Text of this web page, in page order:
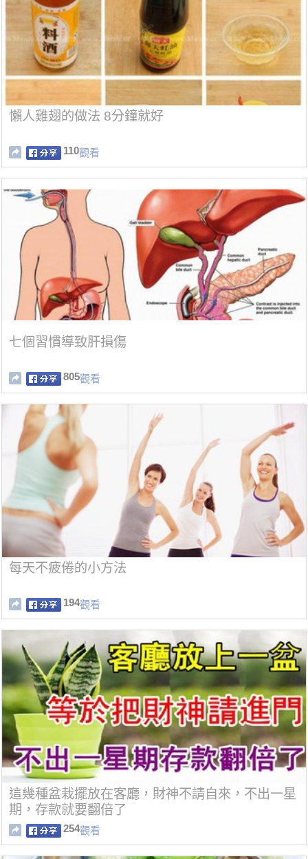
懶人雞翅的做法 8分鐘就好
110觀看
七個習慣導致肝損傷
805觀看
每天不疲倦的小方法
194觀看
這幾種盆栽擺放在客廳，財神不請自來，不出一星
期，存款就要翻倍了
254觀看